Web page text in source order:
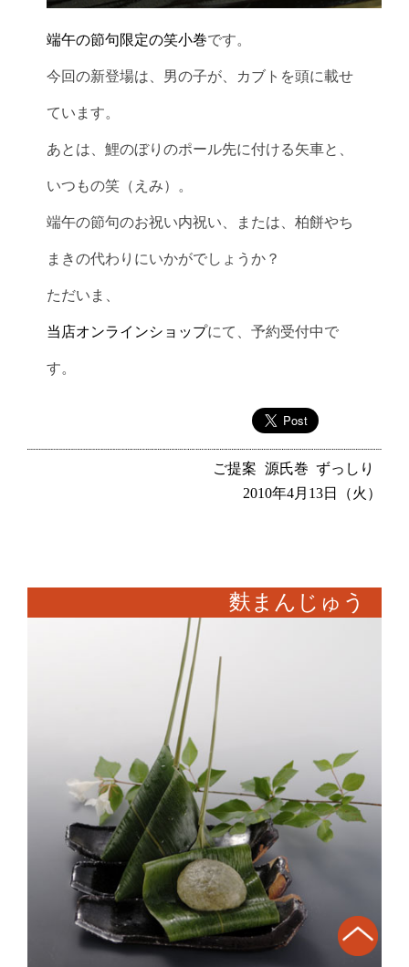
端午の節句限定の笑小巻です。
今回の新登場は、男の子が、カブトを頭に載せ
ています。
あとは、鯉のぼりのポール先に付ける矢車と、
いつもの笑（えみ）。
端午の節句のお祝い内祝い、または、柏餅やち
まきの代わりにいかがでしょうか？
ただいま、
当店オンラインショップにて、予約受付中で
す。
ご提案 源氏巻 ずっしり
2010年4月13日（火）
麩まんじゅう